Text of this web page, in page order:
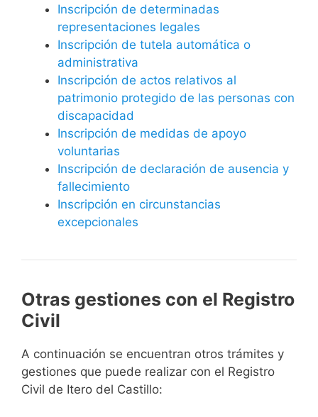
Inscripción de determinadas
representaciones legales
Inscripción de tutela automática o
administrativa
Inscripción de actos relativos al
patrimonio protegido de las personas con
discapacidad
Inscripción de medidas de apoyo
voluntarias
Inscripción de declaración de ausencia y
fallecimiento
Inscripción en circunstancias
excepcionales
Otras gestiones con el Registro
Civil
A continuación se encuentran otros trámites y
gestiones que puede realizar con el Registro
Civil de Itero del Castillo: